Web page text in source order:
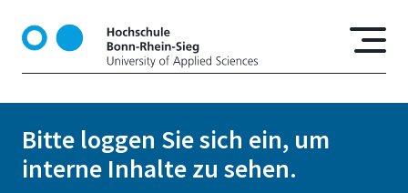
k
Bitte loggen Sie sich ein, um
interne Inhalte zu sehen.